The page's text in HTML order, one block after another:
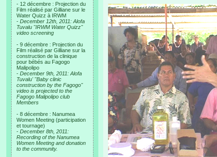
- 12 décembre : Projection du
Film réalisé par Gilliane sur le
Water Quizz à IRWM
- December 12th, 2011: Alofa
Tuvalu "IRWM Water Quizz"
video screening
- 9 décembre : Projection du
Film réalisé par Gilliane sur la
construction de la clinique
pour bébés au Fagogo
Malipolipo
- December 9th, 2011: Alofa
Tuvalu' "Baby clinic
construction by the Fagogo"
video is projected to the
Fagogo Malipolipo club
Members
- 8 décembre : Nanumea
Women Meeting (participation
et tournage)
- December 8th, 2011:
Recording of the Nanumea
Women Meeting and donation
to the community.